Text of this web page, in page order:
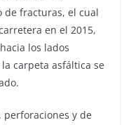
de fracturas, el cual
en el 2015,
los lados
carpeta asfáltica se
perforaciones y de